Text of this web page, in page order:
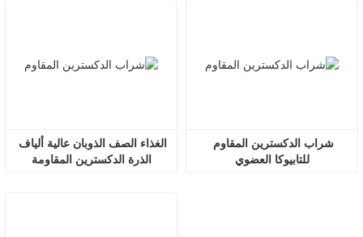
الذرة الدكسترين المقاومة
للتابيوكا العضوي